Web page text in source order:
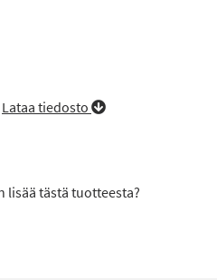
Lataa tiedosto
tästä tuotteesta?